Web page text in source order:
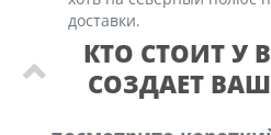
доставки.
КТО СТОИТ У
СОЗДАЕТ